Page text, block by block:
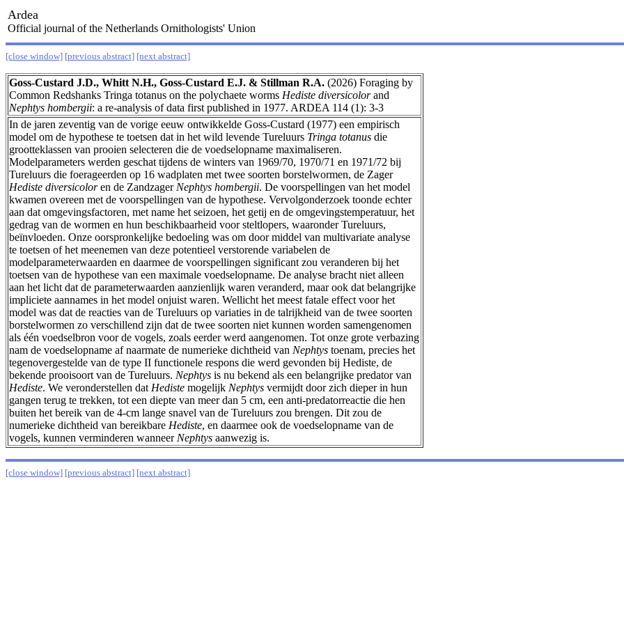
Ardea
Official journal of the Netherlands Ornithologists' Union
[close window] [previous abstract] [next abstract]
Goss-Custard J.D., Whitt N.H., Goss-Custard E.J. & Stillman R.A. (2026) Foraging by
Common Redshanks Tringa totanus on the polychaete worms Hediste diversicolorand
Nephtys hombergii: a re-analysis of data first published in 1977. ARDEA 114 (1): 3-3
In de jaren zeventig van de vorige eeuw ontwikkelde Goss-Custard (1977) een empirisch
model om de hypothese te toetsen dat in het wild levende Tureluurs Tringa totanus die
grootteklassen van prooien selecteren die de voedselopname maximaliseren.
Modelparameters werden geschat tijdens de winters van 1969/70, 1970/71 en 1971/72 bij
Tureluurs die foerageerden op 16 wadplaten met twee soorten borstelwormen, de Zager
Hediste diversicoloren de Zandzager Nephtys hombergii. De voorspellingen van het model
kwamen overeen met de voorspellingen van de hypothese. Vervolgonderzoek toonde echter
aan dat omgevingsfactoren, met name het seizoen, het getij en de omgevingstemperatuur, het
gedrag van de wormen en hun beschikbaarheid voor steltlopers, waaronder Tureluurs,
beïnvloeden. Onze oorspronkelijke bedoeling was om door middel van multivariate analyse
te toetsen of het meenemen van deze potentieel verstorende variabelen de
modelparameterwaarden en daarmee de voorspellingen significant zou veranderen bij het
toetsen van de hypothese van een maximale voedselopname. De analyse bracht niet alleen
aan het licht dat de parameterwaarden aanzienlijk waren veranderd, maar ook dat belangrijke
impliciete aannames in het model onjuist waren. Wellicht het meest fatale effect voor het
model was dat de reacties van de Tureluurs op variaties in de talrijkheid van de twee soorten
borstelwormen zo verschillend zijn dat de twee soorten niet kunnen worden samengenomen
als één voedselbron voor de vogels, zoals eerder werd aangenomen. Tot onze grote verbazing
nam de voedselopname af naarmate de numerieke dichtheid van Nephtys toenam, precies het
tegenovergestelde van de type II functionele respons die werd gevonden bij Hediste, de
bekende prooisoort van de Tureluurs. Nephtys is nu bekend als een belangrijke predator van
Hediste. We veronderstellen dat Hediste mogelijk Nephtys vermijdt door zich dieper in hun
gangen terug te trekken, tot een diepte van meer dan 5 cm, een anti-predatorreactie die hen
buiten het bereik van de 4-cm lange snavel van de Tureluurs zou brengen. Dit zou de
numerieke dichtheid van bereikbare Hediste, en daarmee ook de voedselopname van de
vogels, kunnen verminderen wanneer Nephtys aanwezig is.
[close window] [previous abstract] [next abstract]